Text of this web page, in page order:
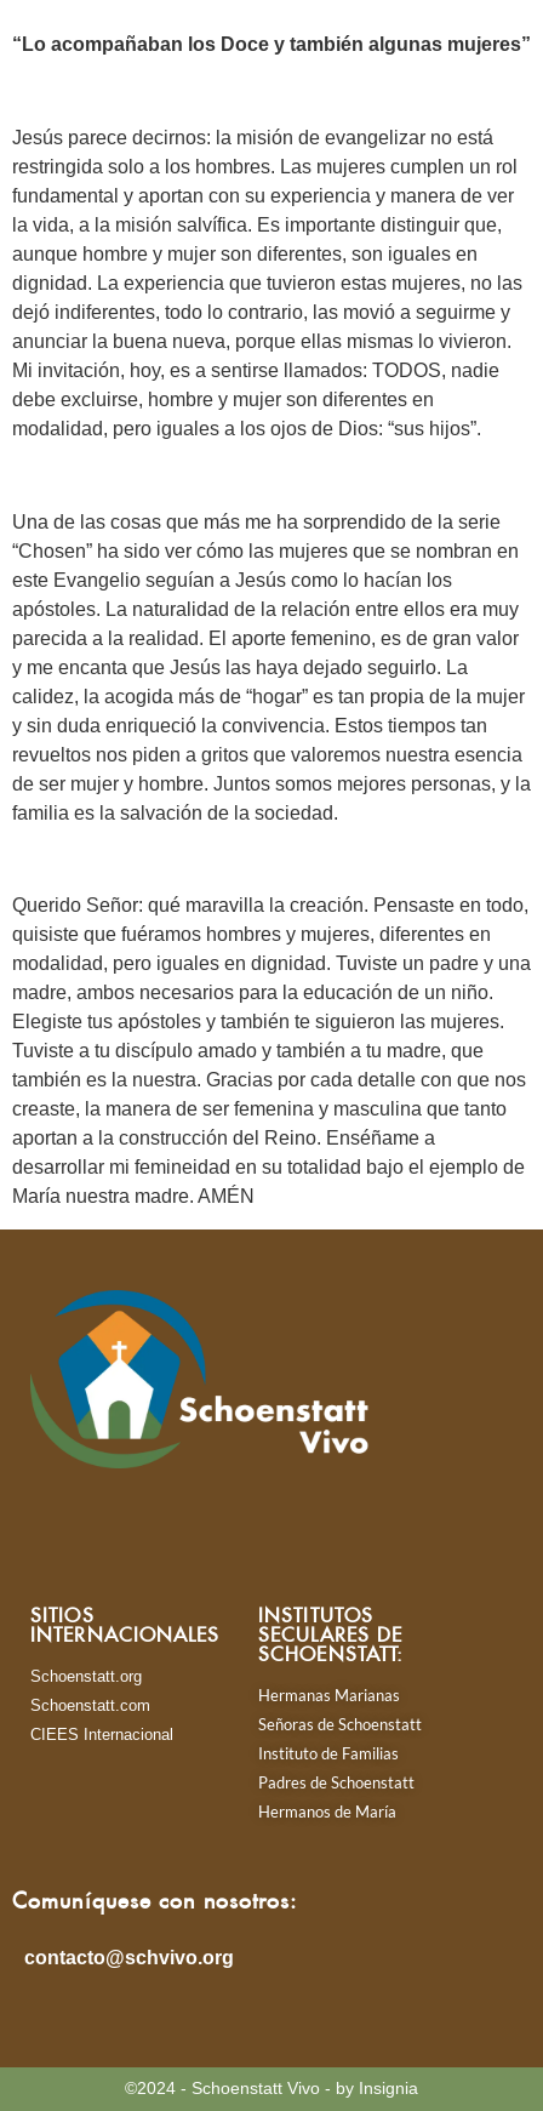
“Lo acompañaban los Doce y también algunas mujeres”
Jesús parece decirnos: la misión de evangelizar no está
restringida solo a los hombres. Las mujeres cumplen un rol
fundamental y aportan con su experiencia y manera de ver
la vida, a la misión salvífica. Es importante distinguir que,
aunque hombre y mujer son diferentes, son iguales en
dignidad. La experiencia que tuvieron estas mujeres, no las
dejó indiferentes, todo lo contrario, las movió a seguirme y
anunciar la buena nueva, porque ellas mismas lo vivieron.
Mi invitación, hoy, es a sentirse llamados: TODOS, nadie
debe excluirse, hombre y mujer son diferentes en
modalidad, pero iguales a los ojos de Dios: “sus hijos”.
Una de las cosas que más me ha sorprendido de la serie
“Chosen” ha sido ver cómo las mujeres que se nombran en
este Evangelio seguían a Jesús como lo hacían los
apóstoles. La naturalidad de la relación entre ellos era muy
parecida a la realidad. El aporte femenino, es de gran valor
y me encanta que Jesús las haya dejado seguirlo. La
calidez, la acogida más de “hogar” es tan propia de la mujer
y sin duda enriqueció la convivencia. Estos tiempos tan
revueltos nos piden a gritos que valoremos nuestra esencia
de ser mujer y hombre. Juntos somos mejores personas, y la
familia es la salvación de la sociedad.
Querido Señor: qué maravilla la creación. Pensaste en todo,
quisiste que fuéramos hombres y mujeres, diferentes en
modalidad, pero iguales en dignidad. Tuviste un padre y una
madre, ambos necesarios para la educación de un niño.
Elegiste tus apóstoles y también te siguieron las mujeres.
Tuviste a tu discípulo amado y también a tu madre, que
también es la nuestra. Gracias por cada detalle con que nos
creaste, la manera de ser femenina y masculina que tanto
aportan a la construcción del Reino. Enséñame a
desarrollar mi femineidad en su totalidad bajo el ejemplo de
María nuestra madre. AMÉN
SITIOS
INTERNACIONALES
Schoenstatt.org
Schoenstatt.com
CIEES Internacional
INSTITUTOS
SECULARES DE
SCHOENSTATT:
Hermanas Marianas
Señoras de Schoenstatt
Instituto de Familias
Padres de Schoenstatt
Hermanos de María
Comuníquese con nosotros:
contacto@schvivo.org
©2024 - Schoenstatt Vivo - by Insignia